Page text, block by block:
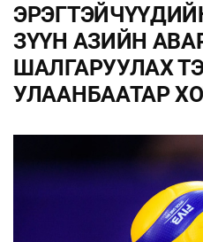
ЗҮҮН АЗИЙН
ШАЛГАРУУЛАХ
УЛААНБААТАР